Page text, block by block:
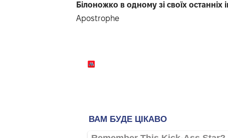
Білоножко в одному зі своїх останніх
Аpostrophe